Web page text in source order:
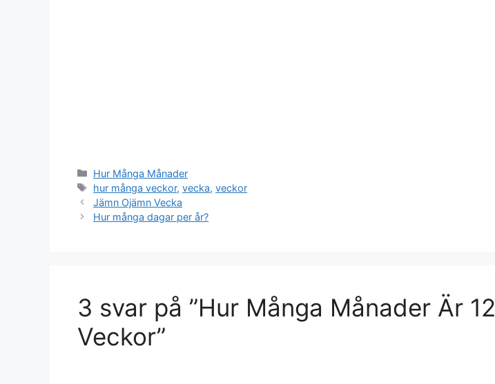
Kategorier
Hur Många Månader
Etiketter
hur många veckor,vecka,veckor
Jämn Ojämn Vecka
Hur många dagar per år?
3 svar på ”Hur Många Månader Är 12
Veckor”